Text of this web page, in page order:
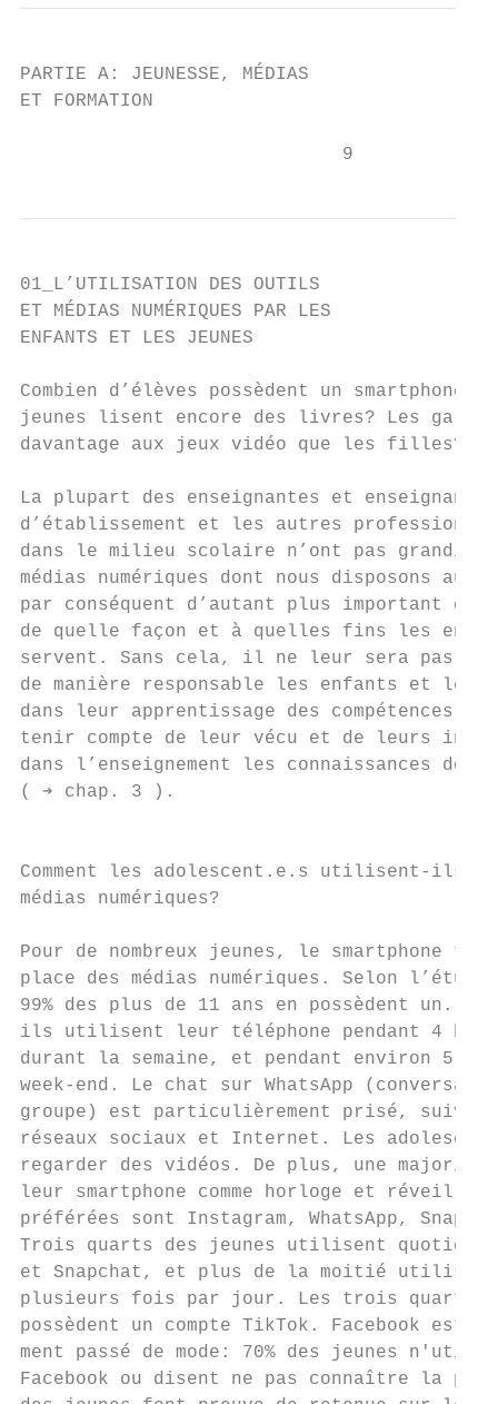
PARTIE A: JEUNESSE, MÉDIAS
ET FORMATION
                             9
01_L’UTILISATION DES OUTILS
ET MÉDIAS NUMÉRIQUES PAR LES
ENFANTS ET LES JEUNES
Combien d’élèves possèdent un
jeunes lisent encore des livres? Les
davantage aux jeux vidéo que les
La plupart des enseignantes et
d’établissement et les autres
dans le milieu scolaire n’ont pas grandi
médias numériques dont nous
par conséquent d’autant plus important
de quelle façon et à quelles fins les
servent. Sans cela, il ne leur sera pas
de manière responsable les enfants et
dans leur apprentissage des
tenir compte de leur vécu et de leurs
dans l’enseignement les connaissances
( ➔ chap. 3 ).
Comment les adolescent.e.s utilisent-
médias numériques?
Pour de nombreux jeunes, le
place des médias numériques. Selon l’étude
99% des plus de 11 ans en possèdent un.
ils utilisent leur téléphone pendant 4
durant la semaine, et pendant environ 5
week-end. Le chat sur WhatsApp
groupe) est particulièrement prisé, suivi
réseaux sociaux et Internet. Les
regarder des vidéos. De plus, une
leur smartphone comme horloge et réveil.
préférées sont Instagram, WhatsApp,
Trois quarts des jeunes utilisent
et Snapchat, et plus de la moitié
plusieurs fois par jour. Les trois quarts
possèdent un compte TikTok. Facebook
ment passé de mode: 70% des jeunes
Facebook ou disent ne pas connaître la